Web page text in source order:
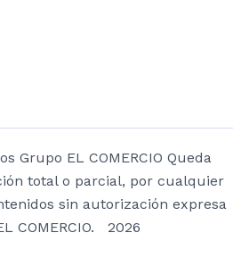
Grupo EL COMERCIO Queda
total o parcial, por cualquier
sin autorización expresa
COMERCIO. 2026